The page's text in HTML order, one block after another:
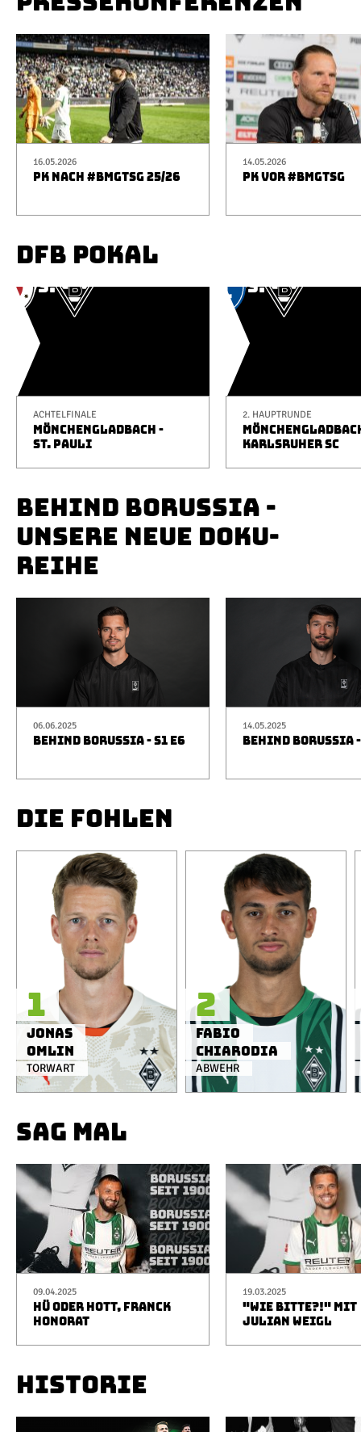
16.05.2026
PK NACH #BMGTSG 25/26
14.05.2026
PK VOR #BMGTSG
DFB POKAL
ACHTELFINALE
MÖNCHENGLADBACH -
ST. PAULI
2. HAUPTRUNDE
KARLSRUHER SC
BEHIND BORUSSIA -
UNSERE NEUE DOKU-
REIHE
06.06.2025
BEHIND BORUSSIA - S1 E6
14.05.2025
BEHIND BORUSSIA
DIE FOHLEN
TORWART
Jonas
Omlin
1
ABWEHR
Fabio
Chiarodia
2
SAG MAL
09.04.2025
HÜ ODER HOTT, FRANCK
HONORAT
19.03.2025
"WIE BITTE?!" MIT
JULIAN WEIGL
HISTORIE